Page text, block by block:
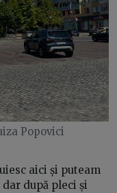
Popovici
aici și puteam
după pleci și